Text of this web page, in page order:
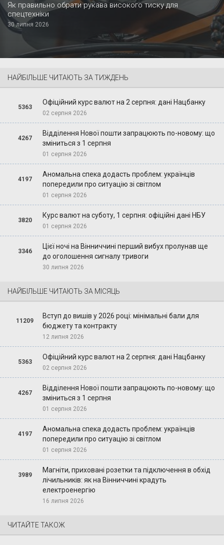
Як правильно обрати рукава високого тиску для
спецтехніки
30 липня 2026
НАЙБІЛЬШЕ ЧИТАЮТЬ ЗА ТИЖДЕНЬ
5363
Офіційний курс валют на 2 серпня: дані Нацбанку
02 серпня 2026
4267
Відділення Нової пошти запрацюють по-новому: що
зміниться з 1 серпня
01 серпня 2026
4197
Аномальна спека додасть проблем: українців
попередили про ситуацію зі світлом
01 серпня 2026
3820
Курс валют на суботу, 1 серпня: офіційні дані НБУ
01 серпня 2026
3346
Цієї ночі на Вінниччині перший вибух пролунав ще
до оголошення сигналу тривоги
30 липня 2026
НАЙБІЛЬШЕ ЧИТАЮТЬ ЗА МІСЯЦЬ
11209
Вступ до вишів у 2026 році: мінімальні бали для
бюджету та контракту
12 липня 2026
5363
Офіційний курс валют на 2 серпня: дані Нацбанку
02 серпня 2026
4267
Відділення Нової пошти запрацюють по-новому: що
зміниться з 1 серпня
01 серпня 2026
4197
Аномальна спека додасть проблем: українців
попередили про ситуацію зі світлом
01 серпня 2026
3989
Магніти, приховані розетки та підключення в обхід
лічильників: як на Вінниччині крадуть
електроенергію
16 липня 2026
ЧИТАЙТЕ ТАКОЖ